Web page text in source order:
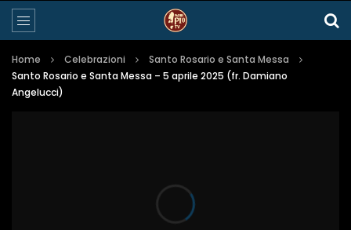
Home Celebrazioni
Santo Rosario e Santa Messa
Santo Rosario e Santa Messa – 5 aprile 2025 (fr. Damiano
Angelucci)